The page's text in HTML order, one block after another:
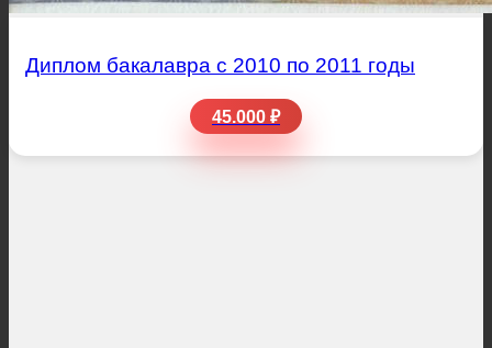
Диплом бакалавра с 2010 по 2011 годы
45.000 ₽